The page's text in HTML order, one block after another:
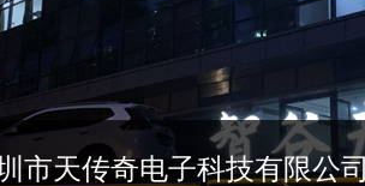
奇电子科技有限公司